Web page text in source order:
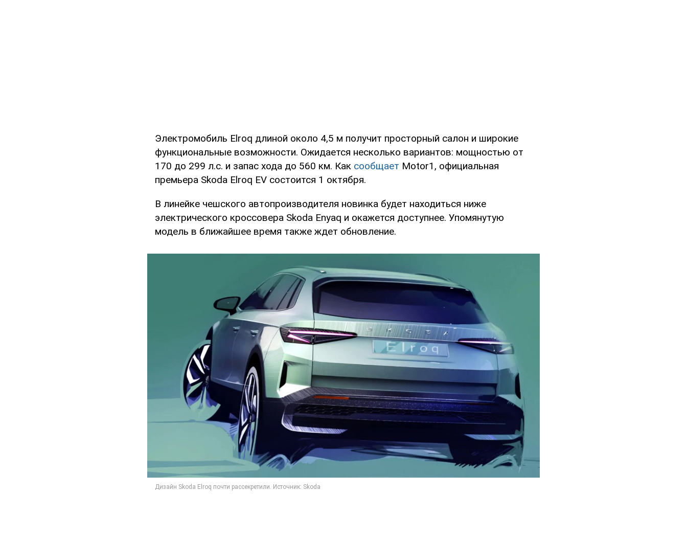
Электромобиль Elroq длиной около 4,5 м получит просторный салон и широкие
функциональные возможности. Ожидается несколько вариантов: мощностью от
170 до 299 л.с. и запас хода до 560 км. Как сообщает Motor1, официальная
премьера Skoda Elroq EV состоится 1 октября.
В линейке чешского автопроизводителя новинка будет находиться ниже
электрического кроссовера Skoda Enyaq и окажется доступнее. Упомянутую
модель в ближайшее время также ждет обновление.